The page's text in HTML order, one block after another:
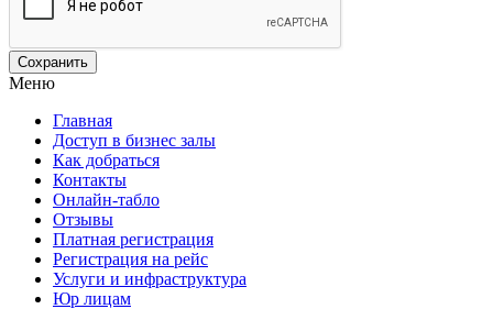
Меню
Главная
Доступ в бизнес залы
Как добраться
Контакты
Онлайн-табло
Отзывы
Платная регистрация
Регистрация на рейс
Услуги и инфраструктура
Юр лицам